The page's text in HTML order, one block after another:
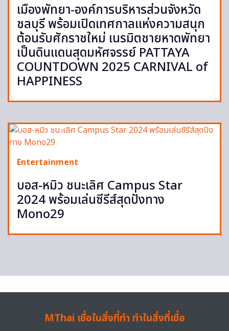
เมืองพัทยา-องค์การบริหารส่วนจังหวัด
ชลบุรี พร้อมเปิดเทศกาลแห่งความสนุก
ต้อนรับศักราชใหม่ เนรมิตชายหาดพัทยา
เป็นดินแดนสุดมหัศจรรย์ PATTAYA
COUNTDOWN 2025 CARNIVAL of
HAPPINESS
Entertainment
บอส-หมิว ชนะเลิศ Campus Star
2024 พร้อมเล่นซีรีส์สุดปังทาง
Mono29
MThai เชื่อในสิ่งที่ทำ ทำในสิ่งที่เชื่อ